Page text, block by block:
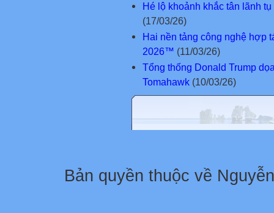
Hé lộ khoảnh khắc tân lãnh
(17/03/26)
Hai nền tảng công nghệ hợp
2026™ (11/03/26)
Tổng thống Donald Trump
Tomahawk (10/03/26)
Bản quyền thuộc về